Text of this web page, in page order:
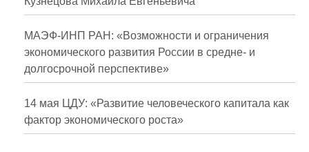
Научная жизнь
Проблемы прогнозирования
О журнале
Номера журналов
МАЭФ-ИНП РАН: «Возможности и ограничения
экономического развития России в средне- и
долгосрочной перспективе»
14 мая ЦДУ: «Развитие человеческого капитала как
фактор экономического роста»